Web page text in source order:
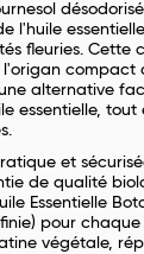
l'huile
fleuries. Cette
l'origan compact
alternative
essentielle, tout
et
de qualité
Essentielle
pour chaque
végétale,